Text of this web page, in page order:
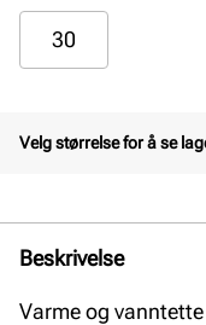
30
Velg størrelse for å se
Beskrivelse
Varme og